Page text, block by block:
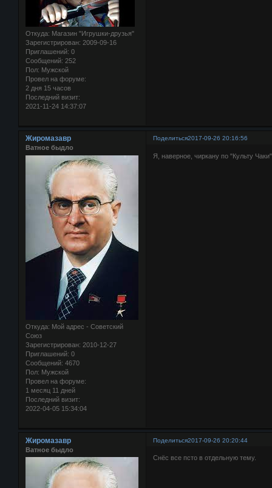
Откуда: Магазин "Игрушки-друзья"
Зарегистрирован: 2009-09-16
Приглашений: 0
Сообщений: 252
Пол: Мужской
Провел на форуме:
2 дня 15 часов
Последний визит:
2021-11-24 14:37:07
Поделиться2017-09-26 20:16:56
Жиромазавр
Ватное быдло
Откуда: Мой адрес - Советский
Союз
Зарегистрирован: 2010-12-27
Приглашений: 0
Сообщений: 4670
Пол: Мужской
Провел на форуме:
1 месяц 11 дней
Последний визит:
2022-04-05 15:34:04
Я, наверное, чиркану по "Культу
Поделиться2017-09-26 20:20:44
Жиромазавр
Ватное быдло
Снёс все псто в отдельную тему.